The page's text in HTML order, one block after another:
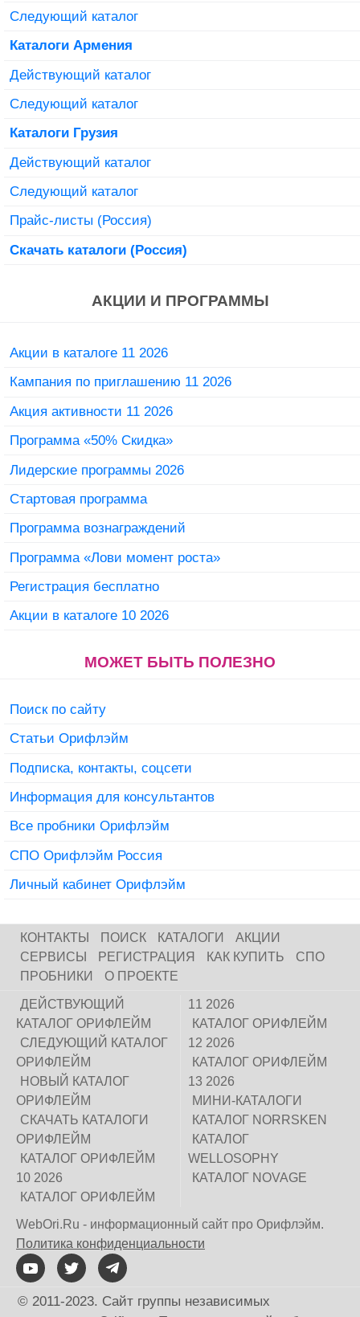
Следующий каталог
Каталоги Армения
Действующий каталог
Следующий каталог
Каталоги Грузия
Действующий каталог
Следующий каталог
Прайс-листы (Россия)
Скачать каталоги (Россия)
АКЦИИ И ПРОГРАММЫ
Акции в каталоге 11 2026
Кампания по приглашению 11 2026
Акция активности 11 2026
Программа «50% Скидка»
Лидерские программы 2026
Стартовая программа
Программа вознаграждений
Программа «Лови момент роста»
Регистрация бесплатно
Акции в каталоге 10 2026
МОЖЕТ БЫТЬ ПОЛЕЗНО
Поиск по сайту
Статьи Орифлэйм
Подписка, контакты, соцсети
Информация для консультантов
Все пробники Орифлэйм
СПО Орифлэйм Россия
Личный кабинет Орифлэйм
КОНТАКТЫ ПОИСК КАТАЛОГИ
АКЦИИ
СЕРВИСЫ
РЕГИСТРАЦИЯ КАК КУПИТЬ
СПО
ПРОБНИКИ
О ПРОЕКТЕ
ДЕЙСТВУЮЩИЙ
КАТАЛОГ ОРИФЛЕЙМ
СЛЕДУЮЩИЙ КАТАЛОГ
ОРИФЛЕЙМ
НОВЫЙ КАТАЛОГ
ОРИФЛЕЙМ
СКАЧАТЬ КАТАЛОГИ
ОРИФЛЕЙМ
КАТАЛОГ ОРИФЛЕЙМ
10 2026
КАТАЛОГ ОРИФЛЕЙМ
11 2026
КАТАЛОГ ОРИФЛЕЙМ
12 2026
КАТАЛОГ ОРИФЛЕЙМ
13 2026
МИНИ-КАТАЛОГИ
КАТАЛОГ NORRSKEN
КАТАЛОГ
WELLOSOPHY
КАТАЛОГ NOVAGE
WebOri.Ru - информационный сайт про Орифлэйм.
Политика конфиденциальности
© 2011-2023. Сайт группы независимых